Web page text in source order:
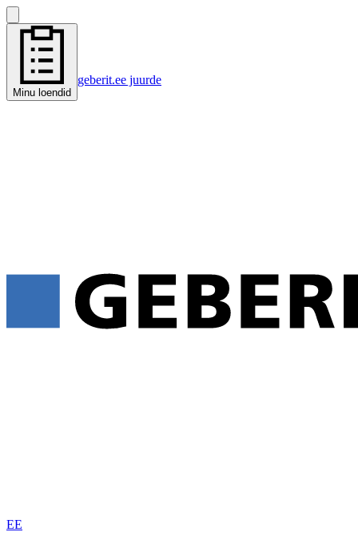
Minu loendid
geberit.ee juurde
EE